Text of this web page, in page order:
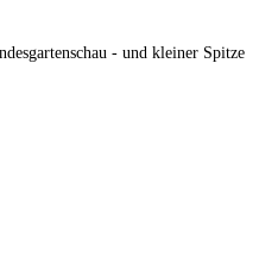
- und kleiner Spitze